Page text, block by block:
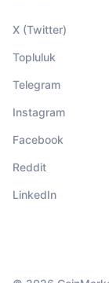
X (Twitter)
Topluluk
Telegram
Instagram
Facebook
Reddit
LinkedIn